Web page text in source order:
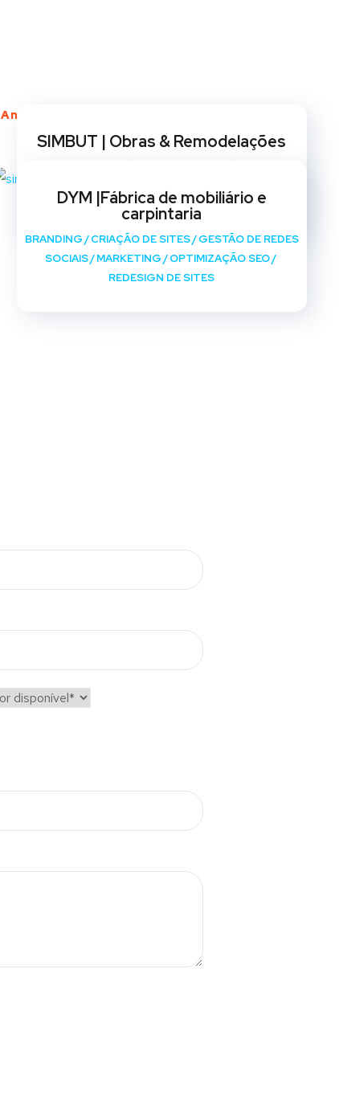
Anos de Serviço
SIMBUT | Obras & Remodelações
REDESIGN DE SITES
DYM |Fábrica de mobiliário e
carpintaria
BRANDING/CRIAÇÃO DE SITES/GESTÃO DE REDES
SOCIAIS/MARKETING/OPTIMIZAÇÃO SEO/
REDESIGN DE SITES